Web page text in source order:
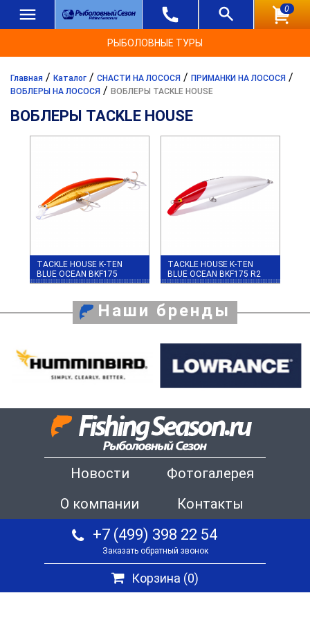
0
РЫБОЛОВНЫЕ ТУРЫ
Главная / Каталог / СНАСТИ НА ЛОСОСЯ / ПРИМАНКИ НА ЛОСОСЯ /
ВОБЛЕРЫ НА ЛОСОСЯ / ВОБЛЕРЫ TACKLE HOUSE
ВОБЛЕРЫ TACKLE HOUSE
TACKLE HOUSE K-TEN
BLUE OCEAN BKF175
TACKLE HOUSE K-TEN
BLUE OCEAN BKF175 R2
Наши бренды
Новости
Фотогалерея
О компании
Контакты
+7 (499) 398 22 54
Заказать обратный звонок
Корзина (0)